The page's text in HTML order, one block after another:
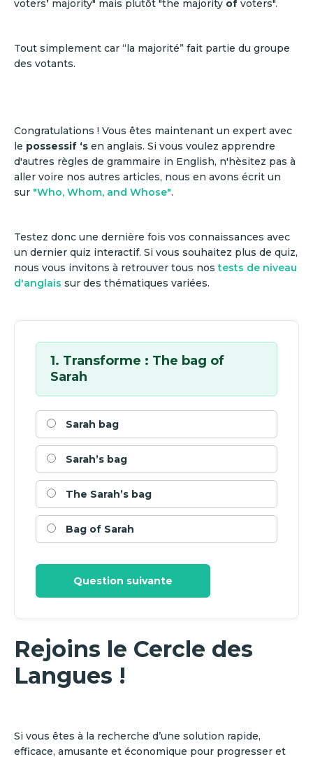
voters’ majority" mais plutôt "the majority of voters".
Tout simplement car “la majorité” fait partie du groupe
des votants.
Congratulations ! Vous êtes maintenant un expert avec
le possessif ‘s en anglais. Si vous voulez apprendre
d'autres règles de grammaire in English, n'hèsitez pas à
aller voire nos autres articles, nous en avons écrit un
sur "Who, Whom, and Whose".
Testez donc une dernière fois vos connaissances avec
un dernier quiz interactif. Si vous souhaitez plus de quiz,
nous vous invitons à retrouver tous nostests de niveau
d'anglais sur des thématiques variées.
1. Transforme : The bag of
Sarah
Sarah bag
Sarah’s bag
The Sarah’s bag
Bag of Sarah
Question suivante
Rejoins le Cercle des
Langues !
Si vous êtes à la recherche d’une solution rapide,
efficace, amusante et économique pour progresser et